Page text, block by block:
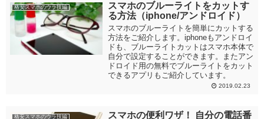
格安スマホのウラ技編
スマホのブルーライトをカットす
る方法（iphone/アンドロイド）
スマホのブルーライトを簡単にカットする
方法をご紹介します。iphoneもアンドロイ
ドも、ブルーライトカットはスマホ本体で
自分で設定することができます。またアン
ドロイド用の無料でブルーライトをカット
できるアプリもご紹介しています。
2019.02.23
格安スマホのウラ技編
スマホの便利ワザ！ 自分の電話番